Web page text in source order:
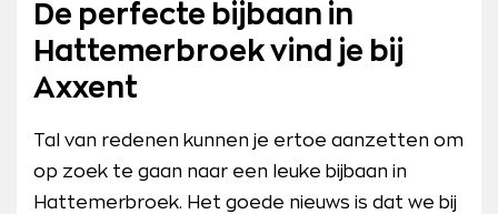
De perfecte bijbaan in
Hattemerbroek vind je bij
Axxent
Tal van redenen kunnen je ertoe aanzetten om
op zoek te gaan naar een leuke bijbaan in
Hattemerbroek. Het goede nieuws is dat we bij